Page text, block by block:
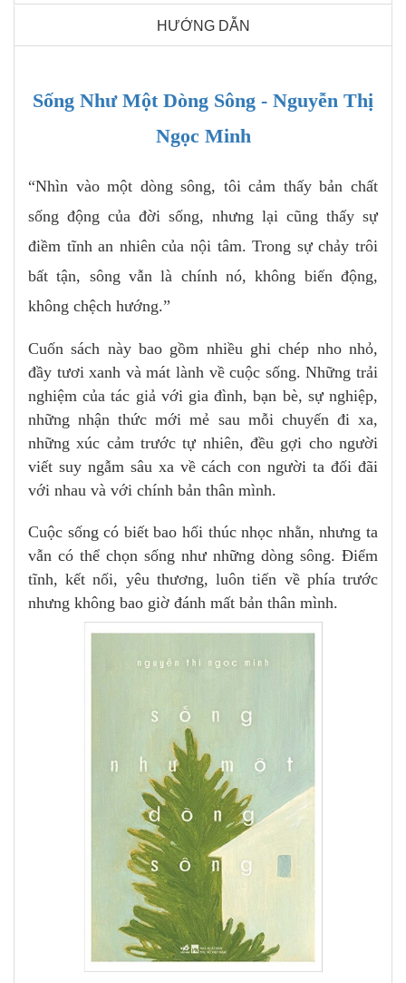
HƯỚNG DẪN
Sống Như Một Dòng Sông - Nguyễn Thị
Ngọc Minh
“Nhìn vào một dòng sông, tôi cảm thấy bản chất
sống động của đời sống, nhưng lại cũng thấy sự
điềm tĩnh an nhiên của nội tâm. Trong sự chảy trôi
bất tận, sông vẫn là chính nó, không biến động,
không chệch hướng.”
Cuốn sách này bao gồm nhiều ghi chép nho nhỏ,
đầy tươi xanh và mát lành về cuộc sống. Những trải
nghiệm của tác giả với gia đình, bạn bè, sự nghiệp,
những nhận thức mới mẻ sau mỗi chuyến đi xa,
những xúc cảm trước tự nhiên, đều gợi cho người
viết suy ngẫm sâu xa về cách con người ta đối đãi
với nhau và với chính bản thân mình.
Cuộc sống có biết bao hối thúc nhọc nhằn, nhưng ta
vẫn có thể chọn sống như những dòng sông. Điểm
tĩnh, kết nối, yêu thương, luôn tiến về phía trước
nhưng không bao giờ đánh mất bản thân mình.